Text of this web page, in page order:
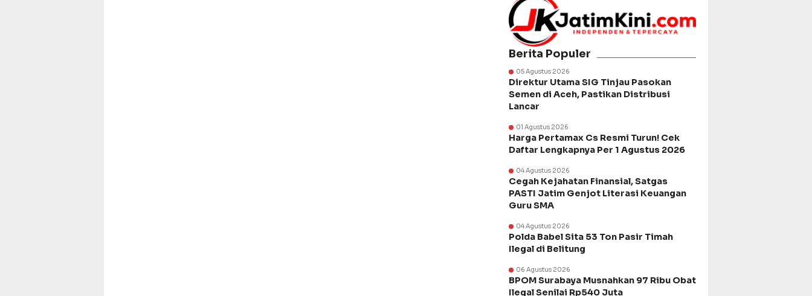
Berita Populer
05 Agustus 2026
Direktur Utama SIG Tinjau Pasokan
Semen di Aceh, Pastikan Distribusi
Lancar
01 Agustus 2026
Harga Pertamax Cs Resmi Turun! Cek
Daftar Lengkapnya Per 1 Agustus 2026
04 Agustus 2026
Cegah Kejahatan Finansial, Satgas
PASTI Jatim Genjot Literasi Keuangan
Guru SMA
04 Agustus 2026
Polda Babel Sita 53 Ton Pasir Timah
Ilegal di Belitung
06 Agustus 2026
BPOM Surabaya Musnahkan 97 Ribu Obat
Ilegal Senilai Rp540 Juta